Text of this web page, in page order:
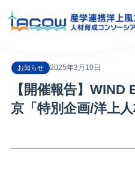
お知らせ 2025年3月10日
【開催報告】WIND
京「特別企画/洋上